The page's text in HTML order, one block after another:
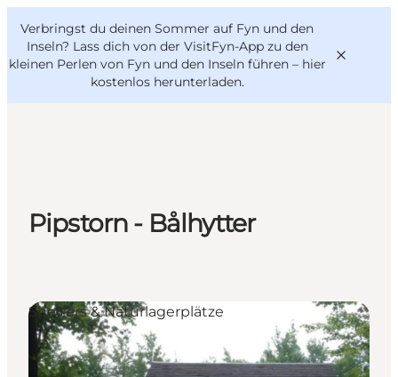
Verbringst du deinen Sommer auf Fyn und den
Inseln? Lass dich von der VisitFyn-App zu den
kleinen Perlen von Fyn und den Inseln führen – hier
kostenlos herunterladen.
Outdoor & bike
Essen & trinken
VisitFyn
Deutsch
Pipstorn - Bålhytter
Shelters & Naturlagerplätze